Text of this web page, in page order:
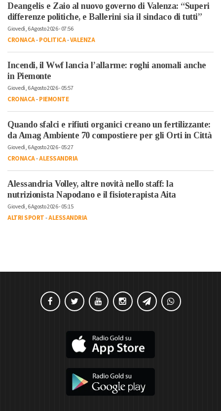
Deangelis e Zaio al nuovo governo di Valenza: “Superi
differenze politiche, e Ballerini sia il sindaco di tutti”
Giovedì, 6 Agosto 2026 - 07:56
CRONACA-POLITICA-VALENZA
Incendi, il Wwf lancia l’allarme: roghi anomali anche
in Piemonte
Giovedì, 6 Agosto 2026 - 05:57
CRONACA-PIEMONTE
Quando sfalci e rifiuti organici creano un fertilizzante:
da Amag Ambiente 70 compostiere per gli Orti in Città
Giovedì, 6 Agosto 2026 - 05:27
CRONACA-ALESSANDRIA
Alessandria Volley, altre novità nello staff: la
nutrizionista Napodano e il fisioterapista Aita
Giovedì, 6 Agosto 2026 - 05:15
ALTRI SPORT-ALESSANDRIA